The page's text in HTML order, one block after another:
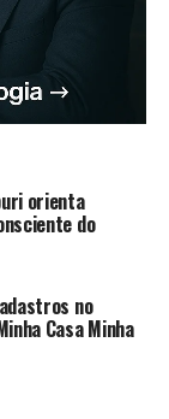
orienta
do
no
Casa Minha